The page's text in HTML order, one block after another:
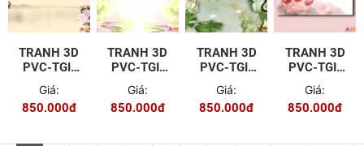
TRANH 3D
PVC-TGI-
ZS-P002
Giá:
850.000đ
TRANH 3D
PVC-TGI-
FJ-P003
Giá:
850.000đ
TRANH 3D
PVC-TGI-
BH-080-2
Giá:
850.000đ
TRANH 3D
PVC-TGI-
YS-P001
Giá:
850.000đ